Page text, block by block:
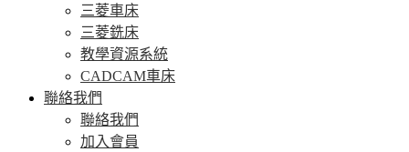
三菱車床
三菱銑床
教學資源系統
CADCAM車床
聯絡我們
聯絡我們
加入會員